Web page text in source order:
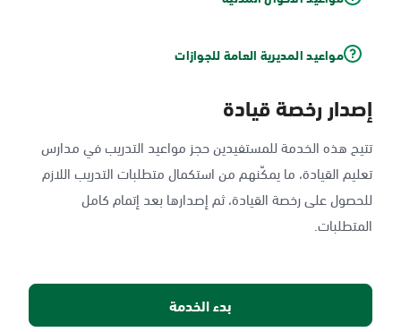
مواعيد المديرية العامة للجوازات
إصدار رخصة قيادة
تتيح هذه الخدمة للمستفيدين حجز مواعيد التدريب في مدارس
تعليم القيادة، ما يمكّنهم من استكمال متطلبات التدريب اللازم
للحصول على رخصة القيادة، ثم إصدارها بعد إتمام كامل
المتطلبات.
بدء الخدمة